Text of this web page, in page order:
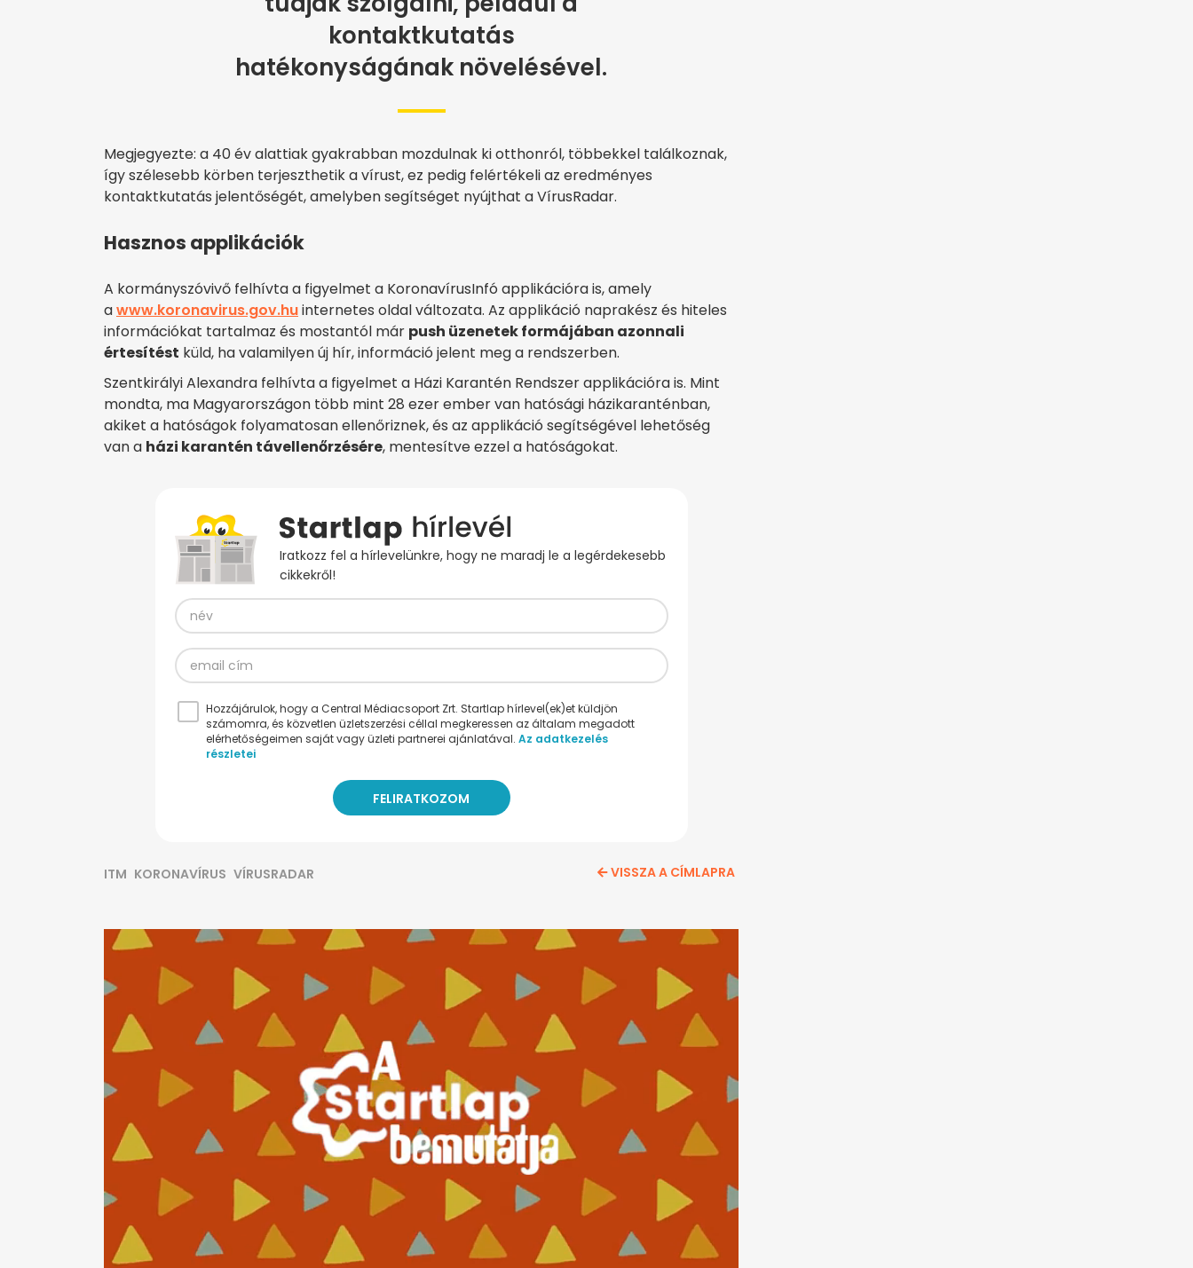
kontaktkutatás
hatékonyságának növelésével.
Megjegyezte: a 40 év alattiak gyakrabban mozdulnak ki otthonról, többekkel találkoznak,
így szélesebb körben terjeszthetik a vírust, ez pedig felértékeli az eredményes
kontaktkutatás jelentőségét, amelyben segítséget nyújthat a VírusRadar.
Hasznos applikációk
A kormányszóvivő felhívta a figyelmet a KoronavírusInfó applikációra is, amely
awww.koronavirus.gov.huinternetes oldal változata. Az applikáció naprakész és hiteles
információkat tartalmaz és mostantól már push üzenetek formájában azonnali
értesítést küld, ha valamilyen új hír, információ jelent meg a rendszerben.
Szentkirályi Alexandra felhívta a figyelmet a Házi Karantén Rendszer applikációra is. Mint
mondta, ma Magyarországon több mint 28 ezer ember van hatósági házikaranténban,
akiket a hatóságok folyamatosan ellenőriznek, és az applikáció segítségével lehetőség
van a házi karantén távellenőrzésére, mentesítve ezzel a hatóságokat.
Iratkozz fel a hírlevelünkre, hogy ne maradj le a legérdekesebb
cikkekről!
Hozzájárulok, hogy a Central Médiacsoport Zrt. Startlap hírlevel(ek)et küldjön
számomra, és közvetlen üzletszerzési céllal megkeressen az általam megadott
elérhetőségeimen saját vagy üzleti partnerei ajánlatával. Az adatkezelés
részletei
ITM KORONAVÍRUS VÍRUSRADAR VISSZA A CÍMLAPRA